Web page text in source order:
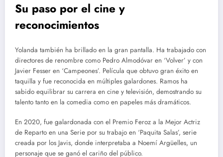
Su paso por el cine y
reconocimientos
Yolanda también ha brillado en la gran pantalla. Ha trabajado con
directores de renombre como Pedro Almodóvar en ‘Volver’ y con
Javier Fesser en ‘Campeones’. Película que obtuvo gran éxito en
taquilla y fue reconocida en múltiples galardones. Ramos ha
sabido equilibrar su carrera en cine y televisión, demostrando su
talento tanto en la comedia como en papeles más dramáticos.
En 2020, fue galardonada con el Premio Feroz a la Mejor Actriz
de Reparto en una Serie por su trabajo en ‘Paquita Salas’, serie
creada por los Javis, donde interpretaba a Noemí Argüelles, un
personaje que se ganó el cariño del público.